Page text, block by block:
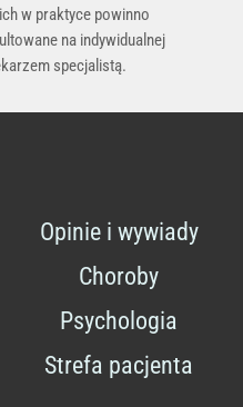
w praktyce powinno
na indywidualnej
specjalistą.
Opinie i wywiady
Choroby
Psychologia
Strefa pacjenta